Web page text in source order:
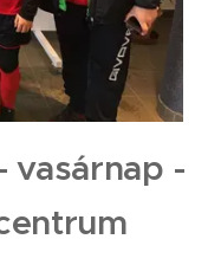
vasárnap -